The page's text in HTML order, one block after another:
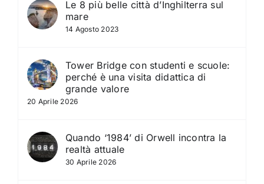
Le 8 più belle città d’Inghilterra sul
mare
14 Agosto 2023
Tower Bridge con studenti e scuole:
perché è una visita didattica di
grande valore
20 Aprile 2026
Quando ‘1984’ di Orwell incontra la
realtà attuale
30 Aprile 2026